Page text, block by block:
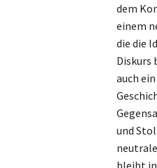
dem
einem
die die
Diskurs
auch
und
bleibt in